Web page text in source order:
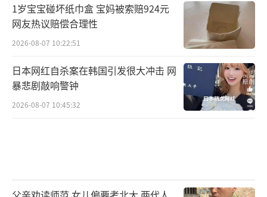
1岁宝宝碰坏纸巾盒 宝妈被索赔924元
网友热议赔偿合理性
2026-08-07 10:22:51
日本网红自杀案在韩国引发很大冲击 网
暴悲剧敲响警钟
2026-08-07 10:45:32